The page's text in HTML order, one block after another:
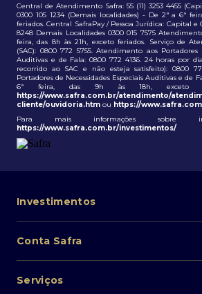
Central de Atendimento Safra: 55 (11) 3253 4455
0300 105 1234 (Demais localidades) - De 2ª a 6ª
feriados. Central SafraPay / Pessoa Jurídica: Capital e
8248 Demais Localidades 0300 015 7575
feira, das 8h às 21h, exceto feriados. Serviço de
(SAC): 0800 772 5755. Atendimento aos Portadores
Auditivas e de Fala: 0800 772 4136. 24 horas por
recorrido ao SAC e não esteja satisfeito): 0800
Portadores de Necessidades Especiais Auditivas e de
6ª feira, das 9h às 18h, exceto
https://www.safra.com.br/atendimento/
cliente/ouvidoria.htm ou https://
Para mais informações sobre
https://www.safra.com.br/investimentos/
Investimentos
Lista de fundos de investimento
Conta Safra
Pessoa Física
Serviços